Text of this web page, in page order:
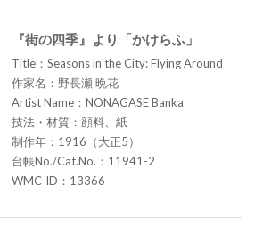
『街の四季』より「かけらふ」
Title：Seasons in the City: Flying Around
作家名：野長瀬 晩花
Artist Name：NONAGASE Banka
技法・材質：顔料、紙
制作年：1916（大正5）
台帳No./Cat.No.：11941-2
WMC-ID：13366